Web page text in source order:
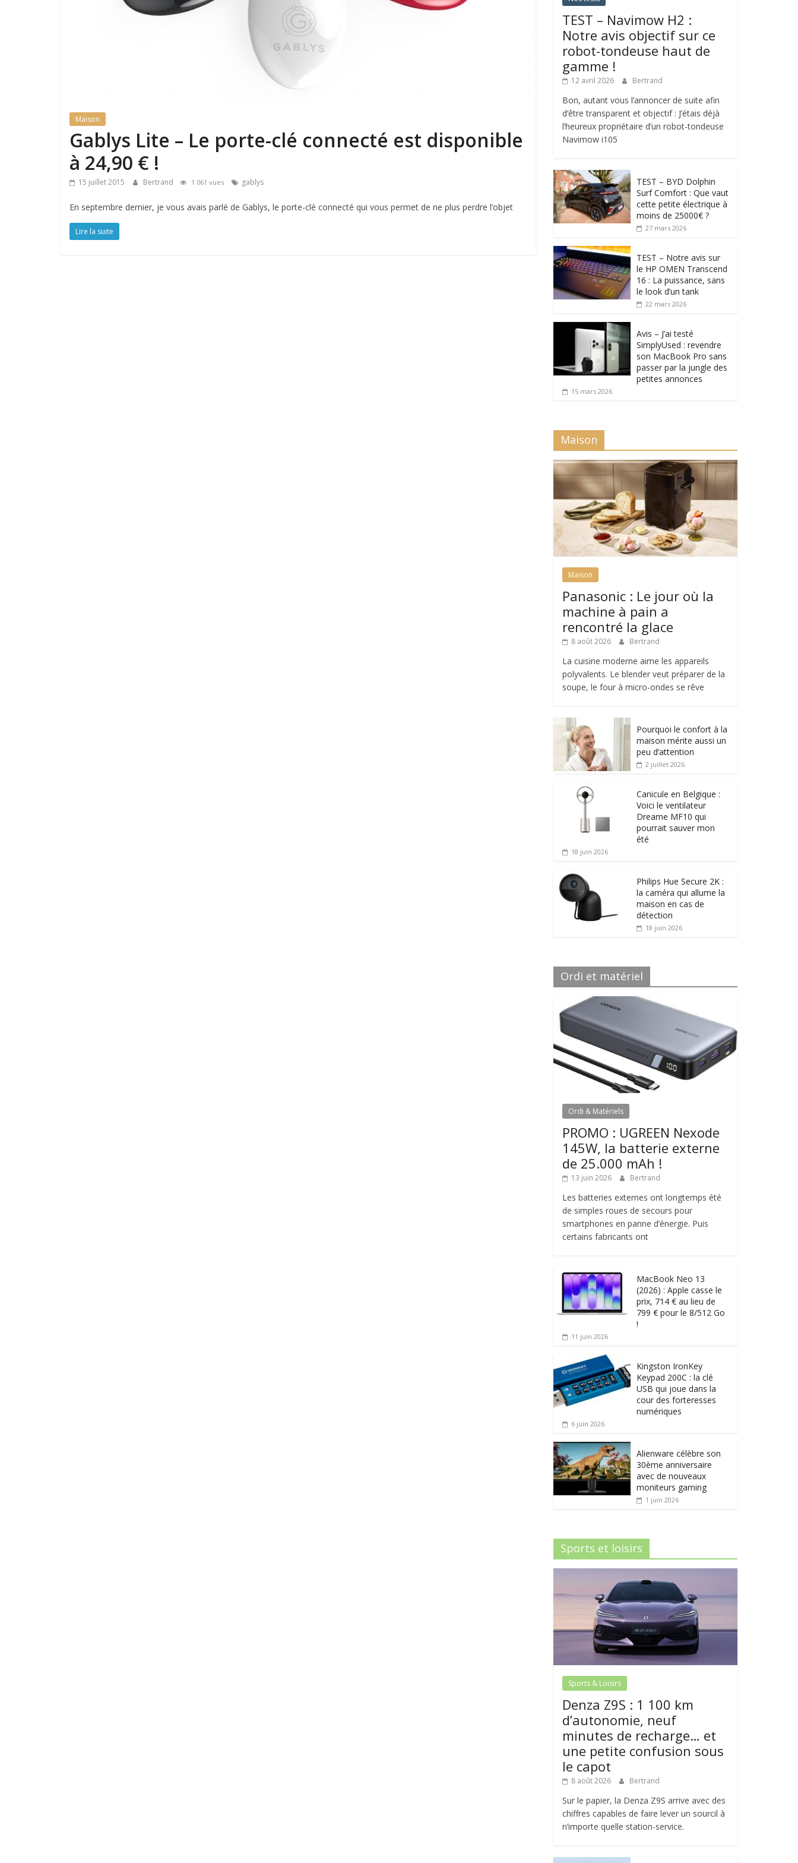
Maison
Gablys Lite – Le porte-clé connecté est disponible
à 24,90 € !
15 juillet 2015 Bertrand 1 061 vues gablys
En septembre dernier, je vous avais parlé de Gablys, le porte-clé connecté qui vous permet de ne plus perdre l’objet
Lire la suite
TEST – Navimow H2 :
Notre avis objectif sur ce
robot-tondeuse haut de
gamme !
12 avril 2026 Bertrand
Bon, autant vous l’annoncer de suite afin
d’être transparent et objectif : J’étais déjà
l’heureux propriétaire d’un robot-tondeuse
Navimow i105
TEST – BYD Dolphin
Surf Comfort : Que vaut
cette petite électrique à
moins de 25000€ ?
27 mars 2026
TEST – Notre avis sur
le HP OMEN Transcend
16 : La puissance, sans
le look d’un tank
22 mars 2026
Avis – J’ai testé
SimplyUsed : revendre
son MacBook Pro sans
passer par la jungle des
petites annonces
15 mars 2026
Maison
Maison
Panasonic : Le jour où la
machine à pain a
rencontré la glace
8 août 2026 Bertrand
La cuisine moderne aime les appareils
polyvalents. Le blender veut préparer de la
soupe, le four à micro-ondes se rêve
Pourquoi le confort à la
maison mérite aussi un
peu d’attention
2 juillet 2026
Canicule en Belgique :
Voici le ventilateur
Dreame MF10 qui
pourrait sauver mon
été
18 juin 2026
Philips Hue Secure 2K :
la caméra qui allume la
maison en cas de
détection
18 juin 2026
Ordi et matériel
Ordi & Matériels
PROMO : UGREEN Nexode
145W, la batterie externe
de 25.000 mAh !
13 juin 2026 Bertrand
Les batteries externes ont longtemps été
de simples roues de secours pour
smartphones en panne d’énergie. Puis
certains fabricants ont
MacBook Neo 13
(2026) : Apple casse le
prix, 714 € au lieu de
799 € pour le 8/512 Go
!
11 juin 2026
Kingston IronKey
Keypad 200C : la clé
USB qui joue dans la
cour des forteresses
numériques
6 juin 2026
Alienware célèbre son
30ème anniversaire
avec de nouveaux
moniteurs gaming
1 juin 2026
Sports et loisirs
Sports & Loisirs
Denza Z9S : 1 100 km
d’autonomie, neuf
minutes de recharge… et
une petite confusion sous
le capot
8 août 2026 Bertrand
Sur le papier, la Denza Z9S arrive avec des
chiffres capables de faire lever un sourcil à
n’importe quelle station-service.